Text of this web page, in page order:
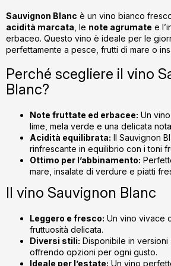
l
u
l
l
i
s
r
i
l
o
r
Sauvignon Blanc è un vino bianco
acidità marcata , le note agrumate e
erbaceo. Questo vino è ideale per le
perfettamente a pesce, frutti di mare o
Perché scegliere il vino
Blanc?
Note fruttate ed erbacee: Un
lime, mela verde e una delicata
Acidità equilibrata: Il Sauvignon
rinfrescante in equilibrio con i toni
Ottimo per l’abbinamento:
mare, insalate di verdure e piatti
Il vino Sauvignon Blanc
Leggero e fresco: Un vino vivace
fruttuosità delicata.
Diversi stili: Disponibile in
offrendo opzioni per ogni gusto.
Ideale per l’estate: Un vino